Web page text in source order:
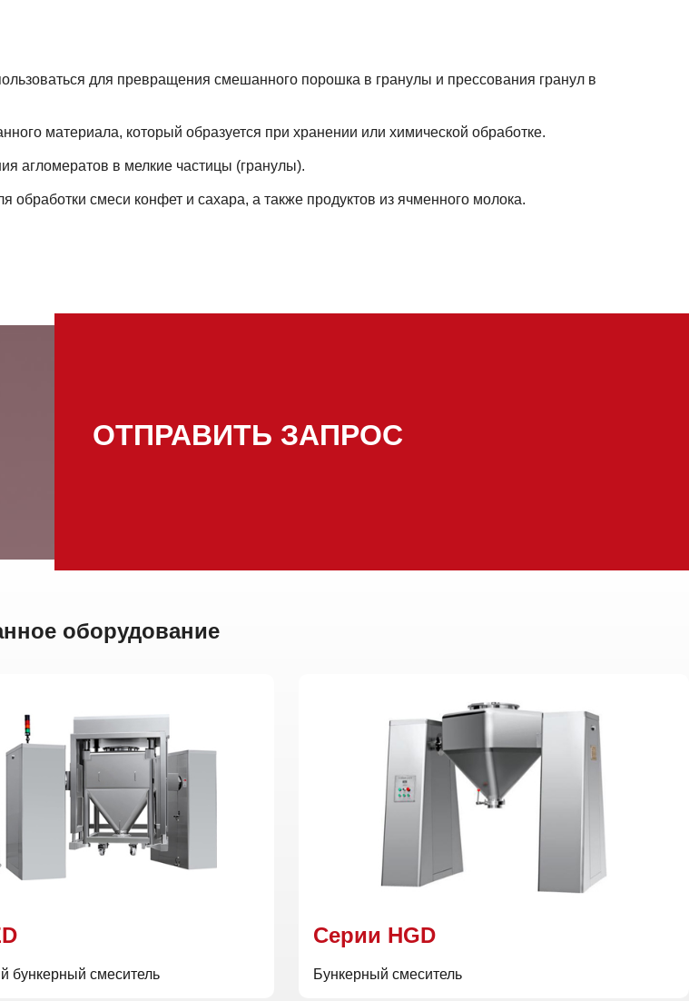
для превращения смешанного порошка в гранулы и прессования гранул в
материала, который образуется при хранении или химической обработке.
агломератов в мелкие частицы (гранулы).
смеси конфет и сахара, а также продуктов из ячменного молока.
ОТПРАВИТЬ ЗАПРОС
оборудование
бункерный смеситель
Cерии HGD
Бункерный смеситель